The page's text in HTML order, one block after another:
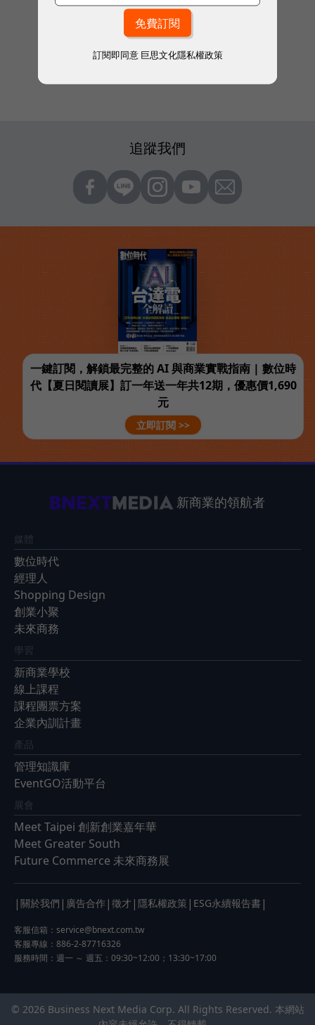
看下一頁
追蹤我們
一鍵訂閱，解鎖最完整的 AI 與商業實戰指南 | 數位時
代【夏日閱讀展】訂一年送一年共12期，優惠價1,690
元
立即訂閱 >>
新商業的領航者
媒體
數位時代
經理人
Shopping Design
創業小聚
未來商務
學習
新商業學校
線上課程
課程團票方案
企業內訓計畫
產品
管理知識庫
EventGO活動平台
展會
Meet Taipei 創新創業嘉年華
Meet Greater South
Future Commerce 未來商務展
| 關於我們 | 廣告合作 | 徵才 | 隱私權政策 | ESG永續報告書 |
客服信箱： service@bnext.com.tw
客服專線：886-2-87716326
服務時間：週一 ～ 週五：09:30~12:00；13:30~17:00
© 2026 Business Next Media Corp. All Rights Reserved. 本網站
訂閱即同意 巨思文化隱私權政策